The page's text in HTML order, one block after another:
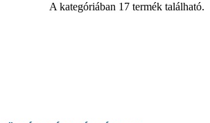
A kategóriában 17 termék található.